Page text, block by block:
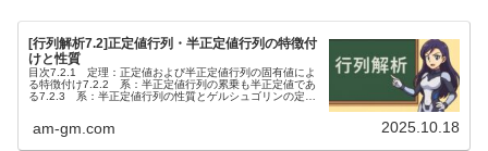
…,
1 +
r^2,
1
[行列解析7.2]正定値行列・半正定値行列の特徴付
けと性質
目次7.2.1 定理：正定値および半正定値行列の固有値によ
る特徴付け7.2.2 系：半正定値行列の累乗も半正定値であ
る7.2.3 系：半正定値行列の性質とゲルシュゴリンの定理
am-gm.com 2025.10.18